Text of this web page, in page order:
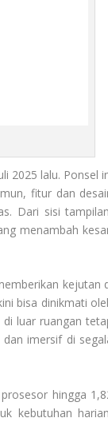
2025 lalu. Ponsel
fitur dan
Dari sisi
menambah
kejutan
bisa dinikmati
luar ruangan
imersif di
hingga
kebutuhan